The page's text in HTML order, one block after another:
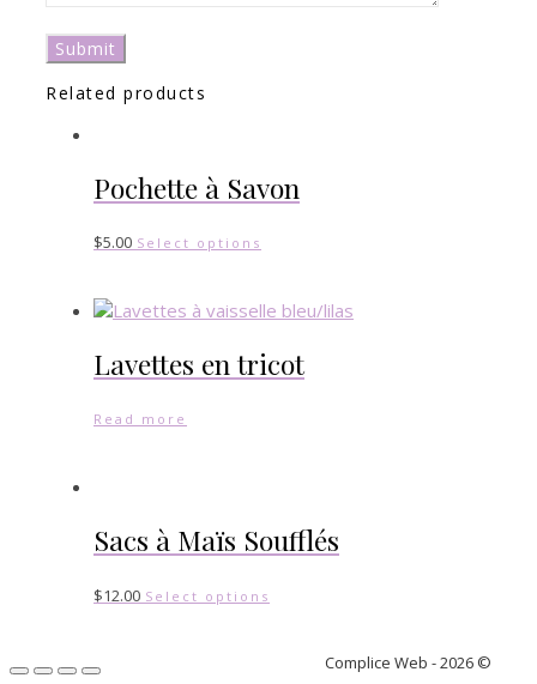
Related products
Pochette à Savon
$5.00 Select options
Lavettes en tricot
Read more
Sacs à Maïs Soufflés
$12.00 Select options
Complice Web - 2026 ©